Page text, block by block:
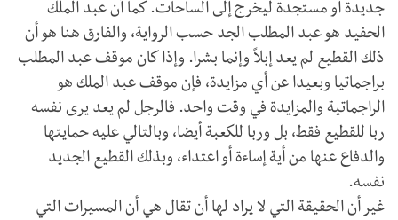
جديدة أو مستجدة ليخرج إلى الساحات. كما أن عبد الملك
الحفيد هو عبد المطلب الجد حسب الرواية، والفارق هنا هو أن
ذلك القطيع لم يعد إبلاً وإنما بشرا. وإذا كان موقف عبد المطلب
براجماتيا وبعيدا عن أي مزايدة، فإن موقف عبد الملك هو
الراجماتية والمزايدة في وقت واحد. فالرجل لم يعد يرى نفسه
ربا للقطيع فقط، بل وربا للكعبة أيضا، وبالتالي عليه حمايتها
والدفاع عنها من أية إساءة أو اعتداء، وبذلك القطيع الجديد
نفسه.
غير أن الحقيقة التي لا يراد لها أن تقال هي أن المسيرات التي